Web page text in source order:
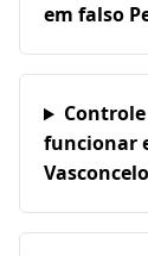
em falso
funcionar